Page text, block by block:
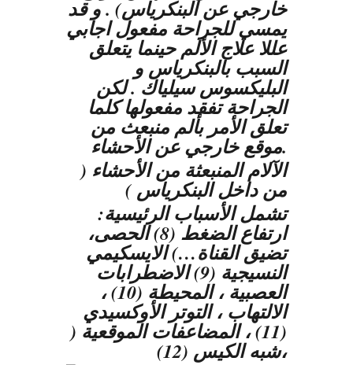
خارجي عن البنكرياس) . و قد
يمسي للجراحة مفعول اجابي
عللا علاج الألم حينما يتعلق
السبب بالبنكرياس و
البليكسوس سيلياك . لكن
الجراحة تفقد مفعولها كلما
تعلق الأمر بألم منبعث من
موقع خارجي عن الأحشاء.
الآلام المنبعثة من الأحشاء (
من داخل البنكرياس )
تشمل الأسباب الرئيسية:
ارتفاع الضغط (8) الحصى،
تضيق القناة…) الايسكيمي
النسيجية (9) الاضطرابات
العصبية ، المحيطة (10) ،
الالتهاب ، التوتر الأوكسيدي
(11) ، المضاعفات الموقعية (
شبه الكيس (12)،